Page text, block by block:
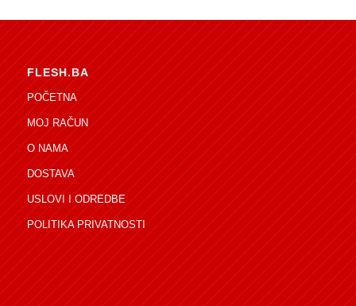
FLESH.BA
POČETNA
MOJ RAČUN
O NAMA
DOSTAVA
USLOVI I ODREDBE
POLITIKA PRIVATNOSTI